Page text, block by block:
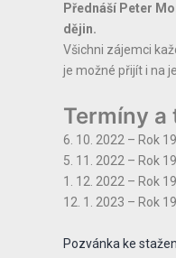
Přednáší Peter
dějin.
Všichni zájemci
je možné přijít i na
Termíny a
6. 10. 2022 – Rok
5. 11. 2022 – Rok
1. 12. 2022 – Rok
12. 1. 2023 – Rok
Pozvánka ke